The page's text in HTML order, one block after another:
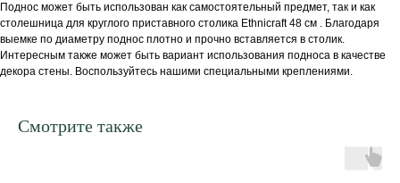
Поднос может быть использован как самостоятельный предмет, так и как
столешница для круглого приставного столика Ethnicraft 48 см . Благодаря
выемке по диаметру поднос плотно и прочно вставляется в столик.
Интересным также может быть вариант использования подноса в качестве
декора стены. Воспользуйтесь нашими специальными креплениями.
Смотрите также